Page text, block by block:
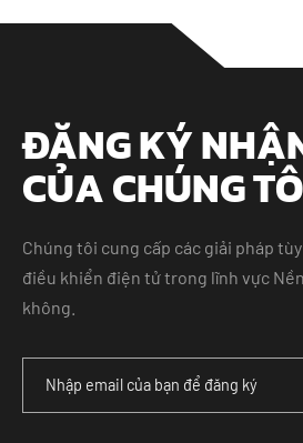
ĐĂNG KÝ
CỦA CHÚNG
Chúng tôi cung cấp các giải pháp
điều khiển điện tử trong lĩnh vực
không.